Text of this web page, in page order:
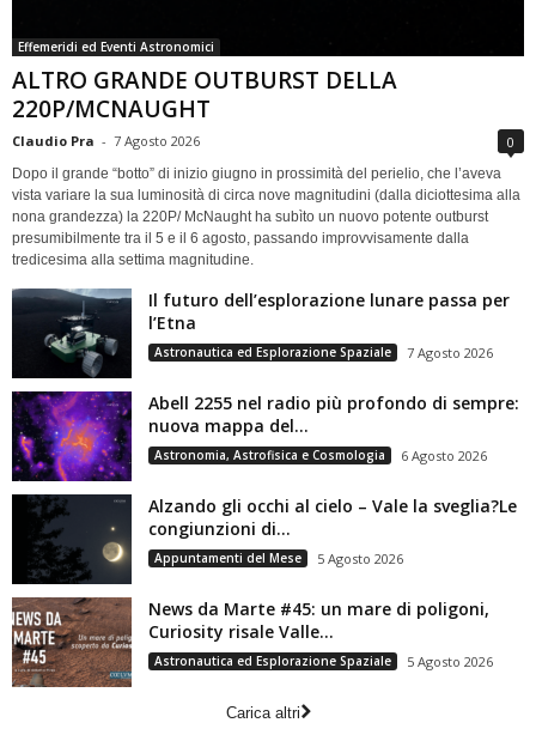
Effemeridi ed Eventi Astronomici
ALTRO GRANDE OUTBURST DELLA
220P/MCNAUGHT
Claudio Pra - 7 Agosto 2026 0
Dopo il grande “botto” di inizio giugno in prossimità del perielio, che l’aveva
vista variare la sua luminosità di circa nove magnitudini (dalla diciottesima alla
nona grandezza) la 220P/ McNaught ha subìto un nuovo potente outburst
presumibilmente tra il 5 e il 6 agosto, passando improvvisamente dalla
tredicesima alla settima magnitudine.
Il futuro dell’esplorazione lunare passa per
l’Etna
Astronautica ed Esplorazione Spaziale 7 Agosto 2026
Abell 2255 nel radio più profondo di sempre:
nuova mappa del...
Astronomia, Astrofisica e Cosmologia 6 Agosto 2026
Alzando gli occhi al cielo – Vale la sveglia?Le
congiunzioni di...
Appuntamenti del Mese 5 Agosto 2026
News da Marte #45: un mare di poligoni,
Curiosity risale Valle...
Astronautica ed Esplorazione Spaziale 5 Agosto 2026
Carica altri